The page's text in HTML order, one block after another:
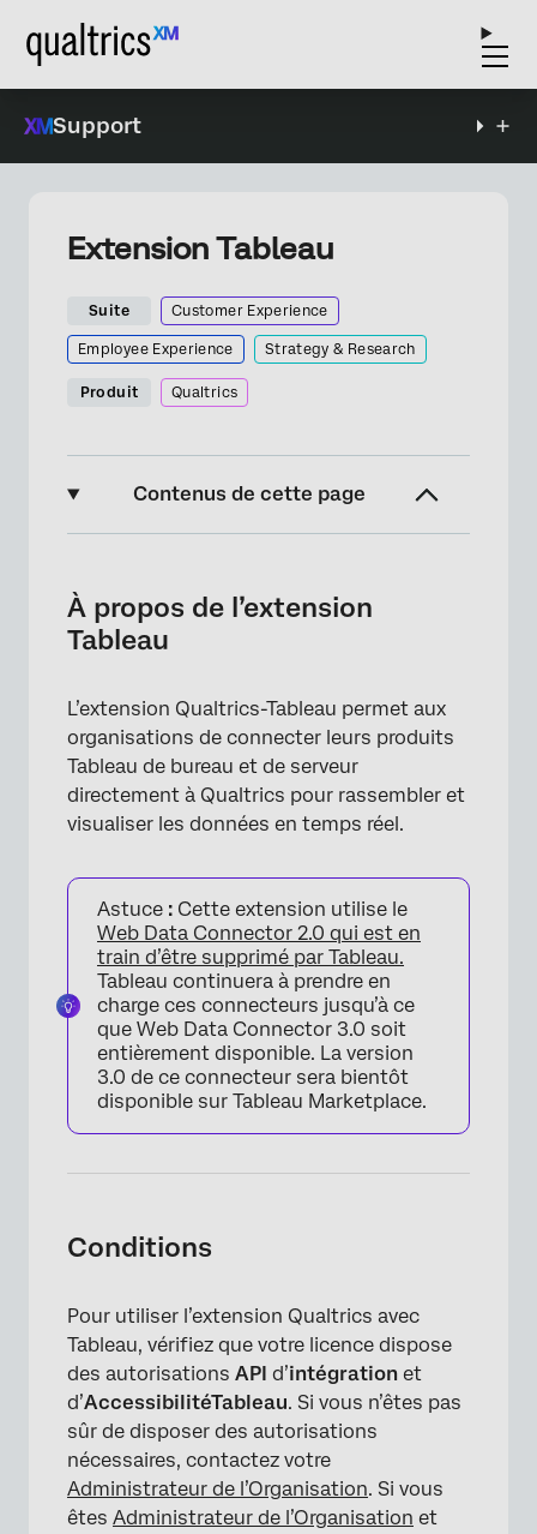
Support
Extension Tableau
Suite Customer Experience
Employee Experience Strategy & Research
Produit Qualtrics
Contenus de cette page
Identifier vos identifiants de connexion
Tableau
Transposition des données
À propos de l’extension
Tableau
L’extension Qualtrics-Tableau permet aux
organisations de connecter leurs produits
Tableau de bureau et de serveur
directement à Qualtrics pour rassembler et
visualiser les données en temps réel.
Astuce : Cette extension utilise le
Web Data Connector 2.0 qui est en
train d’être supprimé par Tableau.
Tableau continuera à prendre en
charge ces connecteurs jusqu’à ce
que Web Data Connector 3.0 soit
entièrement disponible. La version
3.0 de ce connecteur sera bientôt
disponible sur Tableau Marketplace.
Conditions
Pour utiliser l’extension Qualtrics avec
Tableau, vérifiez que votre licence dispose
des autorisations API d’intégration et
d’AccessibilitéTableau. Si vous n’êtes pas
sûr de disposer des autorisations
nécessaires, contactez votre
Administrateur de l’Organisation. Si vous
êtes Administrateur de l’Organisation et